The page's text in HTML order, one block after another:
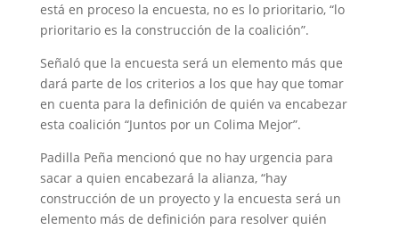
está en proceso la encuesta, no es lo prioritario, “lo
prioritario es la construcción de la coalición”.
Señaló que la encuesta será un elemento más que
dará parte de los criterios a los que hay que tomar
en cuenta para la definición de quién va encabezar
esta coalición “Juntos por un Colima Mejor”.
Padilla Peña mencionó que no hay urgencia para
sacar a quien encabezará la alianza, “hay
construcción de un proyecto y la encuesta será un
elemento más de definición para resolver quién